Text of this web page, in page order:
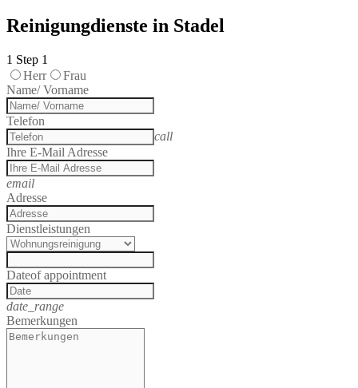
Reinigungdienste in Stadel
1 Step 1
Herr
Frau
Name/ Vorname
Telefon
call
Ihre E-Mail Adresse
email
Adresse
Dienstleistungen
Dateof appointment
date_range
Bemerkungen